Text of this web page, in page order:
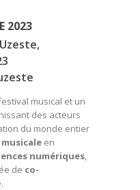
2023
musical et un
des acteurs
du monde entier
en
numériques,
de co-